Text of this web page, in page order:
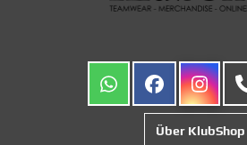
Über KlubShop